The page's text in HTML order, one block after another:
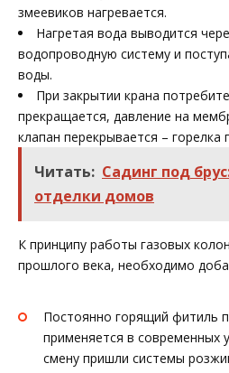
змеевиков нагревается.
Нагретая вода выводится
водопроводную систему и
воды.
При закрытии крана
прекращается, давление на
клапан перекрывается – горелка
Читать: Садинг под
отделки домов
К принципу работы газовых
прошлого века, необходимо
Постоянно горящий фитиль
применяется в современных
смену пришли системы